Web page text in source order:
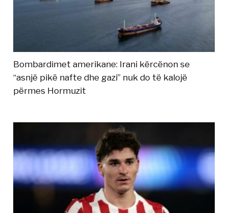
Bombardimet amerikane: Irani kërcënon se
“asnjë pikë nafte dhe gazi” nuk do të kalojë
përmes Hormuzit